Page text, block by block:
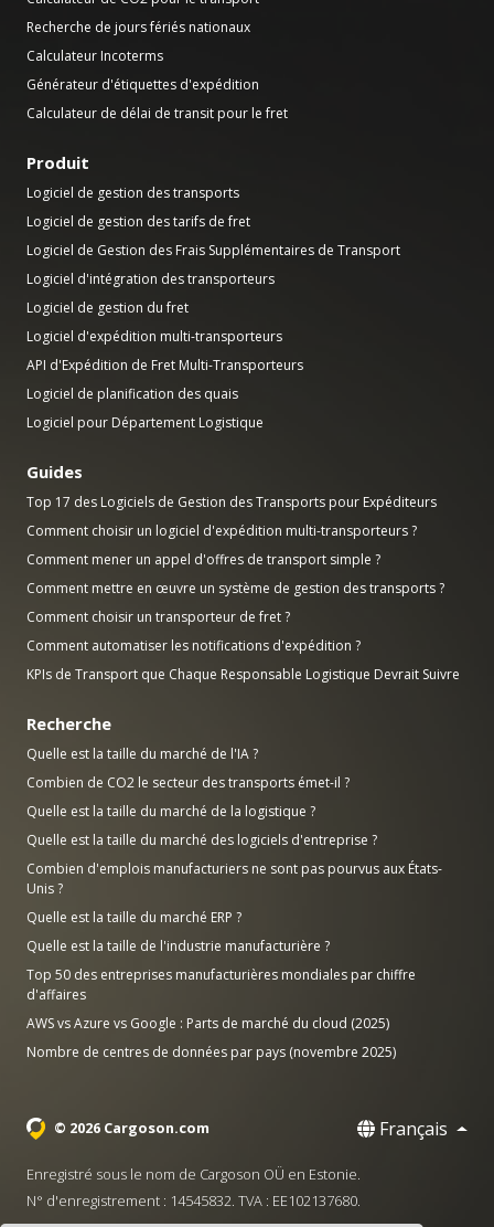
Recherche de jours fériés nationaux
Calculateur Incoterms
Générateur d'étiquettes d'expédition
Calculateur de délai de transit pour le fret
Produit
Logiciel de gestion des transports
Logiciel de gestion des tarifs de fret
Logiciel de Gestion des Frais Supplémentaires de Transport
Logiciel d'intégration des transporteurs
Logiciel de gestion du fret
Logiciel d'expédition multi-transporteurs
API d'Expédition de Fret Multi-Transporteurs
Logiciel de planification des quais
Logiciel pour Département Logistique
Guides
Top 17 des Logiciels de Gestion des Transports pour Expéditeurs
Comment choisir un logiciel d'expédition multi-transporteurs ?
Comment mener un appel d'offres de transport simple ?
Comment mettre en œuvre un système de gestion des transports ?
Comment choisir un transporteur de fret ?
Comment automatiser les notifications d'expédition ?
KPIs de Transport que Chaque Responsable Logistique Devrait Suivre
Recherche
Quelle est la taille du marché de l'IA ?
Combien de CO2 le secteur des transports émet-il ?
Quelle est la taille du marché de la logistique ?
Quelle est la taille du marché des logiciels d'entreprise ?
Combien d'emplois manufacturiers ne sont pas pourvus aux États-
Unis ?
Quelle est la taille du marché ERP ?
Quelle est la taille de l'industrie manufacturière ?
Top 50 des entreprises manufacturières mondiales par chiffre
d'affaires
AWS vs Azure vs Google : Parts de marché du cloud (2025)
Nombre de centres de données par pays (novembre 2025)
© 2026 Cargoson.com Français
Enregistré sous le nom de Cargoson OÜ en Estonie.
N° d'enregistrement : 14545832. TVA : EE102137680.